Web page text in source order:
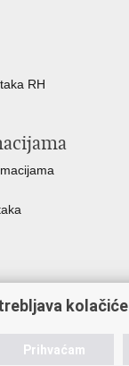
RH
poslova
kolačiće
Prihvaćam